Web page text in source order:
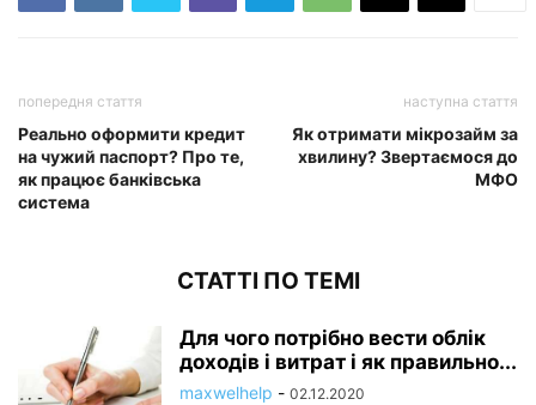
попередня стаття
Реально оформити кредит
на чужий паспорт? Про те,
як працює банківська
система
наступна стаття
Як отримати мікрозайм за
хвилину? Звертаємося до
МФО
СТАТТІ ПО ТЕМІ
Для чого потрібно вести облік
доходів і витрат і як правильно...
maxwelhelp - 02.12.2020